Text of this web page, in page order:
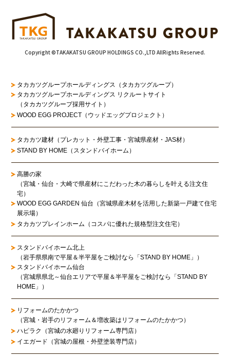
Copyright ©TAKAKATSU GROUP HOLDINGS CO.,LTD AllRights Reserved.
タカカツグループホールディングス（タカカツグループ）
タカカツグループホールディングス リクルートサイト
（タカカツグループ採用サイト）
WOOD EGG PROJECT（ウッドエッグプロジェクト）
タカカツ建材（プレカット・外壁工事・宮城県産材・JAS材）
STAND BY HOME（スタンドバイホーム）
高勝の家
（宮城・仙台・大崎で県産材にこだわった木の暮らしを叶える注文住
宅）
WOOD EGG GARDEN 仙台（宮城県産木材を活用した新築一戸建て住宅
展示場）
タカカツプレインホーム（コスパに優れた規格型注文住宅）
スタンドバイホーム北上
（岩手県県南で平屋＆半平屋をご検討なら「STAND BY HOME」）
スタンドバイホーム仙台
（宮城県県北～仙台エリアで平屋＆半平屋をご検討なら「STAND BY
HOME」）
リフォームのたかかつ
（宮城・岩手のリフォーム＆増改築はリフォームのたかかつ）
ハピラク（宮城の水廻りリフォーム専門店）
イエガード（宮城の屋根・外壁塗装専門店）